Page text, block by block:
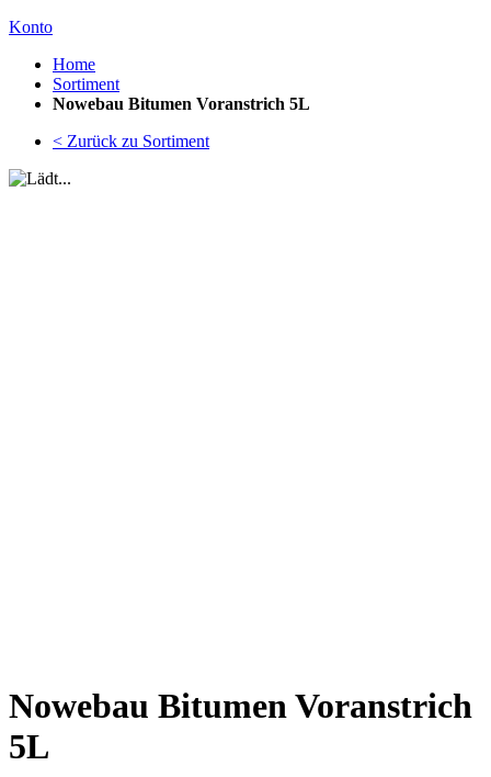
Konto
Home
Sortiment
Nowebau Bitumen Voranstrich 5L
< Zurück zu Sortiment
Nowebau Bitumen Voranstrich
5L